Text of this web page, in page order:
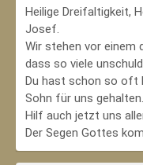
Heilige Dreifaltigkeit,
Josef.
Wir stehen vor einem
dass so viele
Du hast schon so oft
Sohn für uns gehalten.
Hilf auch jetzt uns
Der Segen Gottes